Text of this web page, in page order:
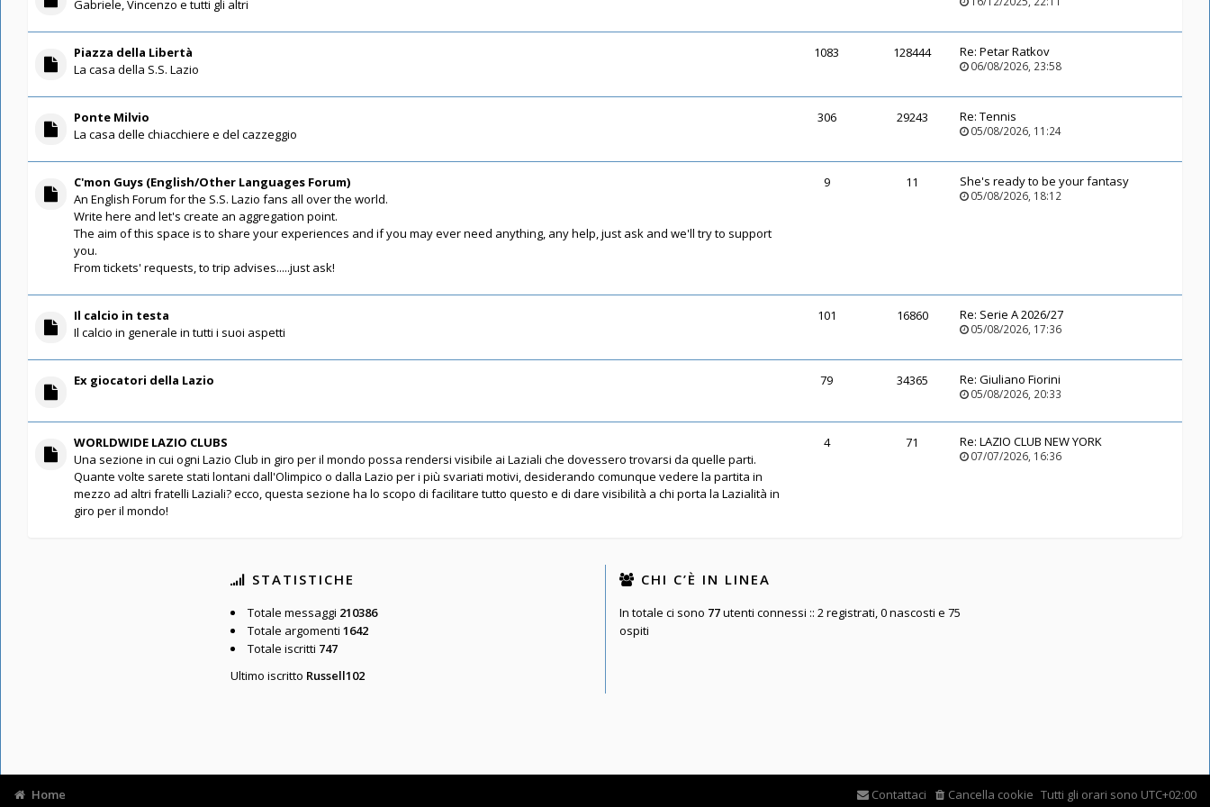
Gabriele, Vincenzo e tutti gli altri
Piazza della Libertà
La casa della S.S. Lazio
1083 128444 Re: Petar Ratkov
06/08/2026, 23:58
Ponte Milvio
La casa delle chiacchiere e del cazzeggio
306 29243 Re: Tennis
05/08/2026, 11:24
C'mon Guys (English/Other Languages Forum)
An English Forum for the S.S. Lazio fans all over the world.
Write here and let's create an aggregation point.
The aim of this space is to share your experiences and if you may ever need anything, any help, just ask and we'll try to support
you.
From tickets' requests, to trip advises.....just ask!
9 11 She's ready to be your fantasy
05/08/2026, 18:12
Il calcio in testa
Il calcio in generale in tutti i suoi aspetti
101 16860 Re: Serie A 2026/27
05/08/2026, 17:36
Ex giocatori della Lazio 79 34365 Re: Giuliano Fiorini
05/08/2026, 20:33
WORLDWIDE LAZIO CLUBS
Una sezione in cui ogni Lazio Club in giro per il mondo possa rendersi visibile ai Laziali che dovessero trovarsi da quelle parti.
Quante volte sarete stati lontani dall'Olimpico o dalla Lazio per i più svariati motivi, desiderando comunque vedere la partita in
mezzo ad altri fratelli Laziali? ecco, questa sezione ha lo scopo di facilitare tutto questo e di dare visibilità a chi porta la Lazialità in
giro per il mondo!
4 71 Re: LAZIO CLUB NEW YORK
07/07/2026, 16:36
STATISTICHE
Totale messaggi 210386
Totale argomenti 1642
Totale iscritti 747
Ultimo iscritto Russell102
CHI C’È IN LINEA
In totale ci sono 77utenti connessi :: 2 registrati, 0 nascosti e 75
ospiti
Home Tutti gli orari sono UTC+02:00
Cancella cookie
Contattaci